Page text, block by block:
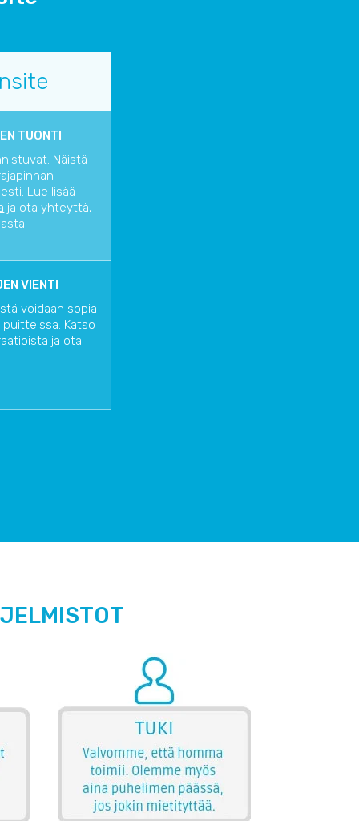
TUONTI
Näistä
Lue lisää
ja ota yhteyttä,
VIENTI
voidaan sopia
Katso
ja ota